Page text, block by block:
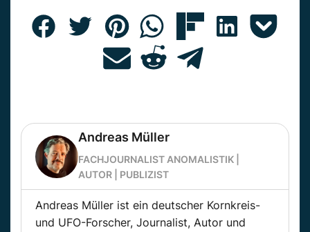
Andreas Müller
FACHJOURNALIST ANOMALISTIK |
AUTOR | PUBLIZIST
Andreas Müller ist ein deutscher Kornkreis-
und UFO-Forscher, Journalist, Autor und